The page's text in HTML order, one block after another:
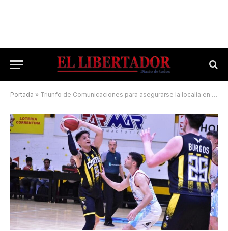
Portada » Triunfo de Comunicaciones para asegurarse la localía en uno de los Cuadrangulares